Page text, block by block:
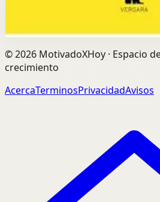
Divulgación: podemos ganar una
©2026 MotivadoXHoy · Espacio
crecimiento
AcercaTerminosPrivacidadAvisos